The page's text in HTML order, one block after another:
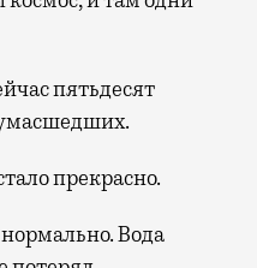
пятьдесят
прекрасно.
Вода